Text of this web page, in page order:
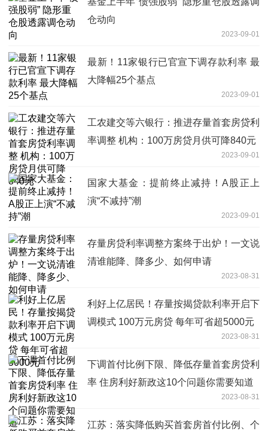
仓动向
2023-09-01
最新！11家银行已官宣下调存款利率 最
大降幅25个基点
2023-09-01
工农建交等六银行：推进存量首套房贷利
率调整 机构：100万房贷月供可降840元
2023-09-01
国家大基金：提前终止减持！A股正上
演“不减持”潮
2023-09-01
存量房贷利率调整方案终于出炉！一文说
清谁能降、降多少、如何申请
2023-08-31
利好上亿居民！存量按揭贷款利率开启下
调模式 100万元房贷 每年可省超5000元
2023-08-31
下调首付比例下限、降低存量首套房贷利
率 住房利好新政这10个问题你需要知道
2023-08-31
江苏：落实降低购买首套房首付比例、个